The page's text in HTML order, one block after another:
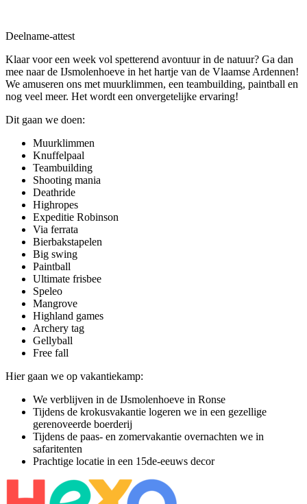
Deelname-attest
Klaar voor een week vol spetterend avontuur in de natuur? Ga dan
mee naar de IJsmolenhoeve in het hartje van de Vlaamse Ardennen!
We amuseren ons met muurklimmen, een teambuilding, paintball en
nog veel meer. Het wordt een onvergetelijke ervaring!
Dit gaan we doen:
Muurklimmen
Knuffelpaal
Teambuilding
Shooting mania
Deathride
Highropes
Expeditie Robinson
Via ferrata
Bierbakstapelen
Big swing
Paintball
Ultimate frisbee
Speleo
Mangrove
Highland games
Archery tag
Gellyball
Free fall
Hier gaan we op vakantiekamp:
We verblijven in de IJsmolenhoeve in Ronse
Tijdens de krokusvakantie logeren we in een gezellige
gerenoveerde boerderij
Tijdens de paas- en zomervakantie overnachten we in
safaritenten
Prachtige locatie in een 15de-eeuws decor